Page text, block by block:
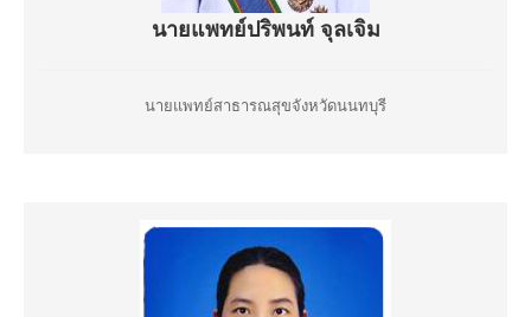
นายแพทย์ปริพนท์ จุลเจิม
นายแพทย์สาธารณสุขจังหวัดนนทบุรี